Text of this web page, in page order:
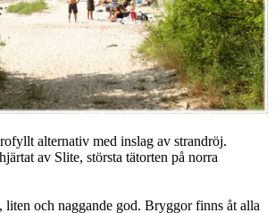
alternativ med inslag av strandröj.
av Slite, största tätorten på norra
liten och naggande god. Bryggor finns åt alla